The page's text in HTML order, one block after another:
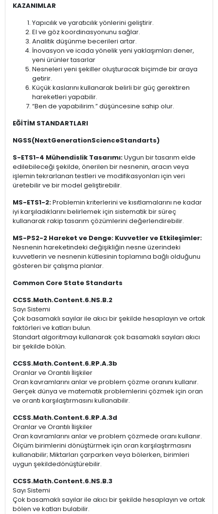
KAZANIMLAR
Yapıcılık ve yaratıcılık yönlerini geliştirir.
El ve göz koordinasyonunu sağlar.
Analitik düşünme becerileri artar.
İnovasyon ve icada yönelik yeni yaklaşımları dener,
yeni ürünler tasarlar
Nesneleri yeni şekiller oluşturacak biçimde bir araya
getirir.
Küçük kaslarını kullanarak belirli bir güç gerektiren
hareketleri yapabilir.
“Ben de yapabilirim.” düşüncesine sahip olur.
EĞİTİM STANDARTLARI
NGSS(NextGenerationScienceStandarts)
S-ETS1-4 Mühendislik Tasarımı:Uygun bir tasarım elde
edilebileceği şekilde, önerilen bir nesnenin, aracın veya
işlemin tekrarlanan testleri ve modifikasyonları için veri
üretebilir ve bir model geliştirebilir.
MS-ETS1-2:Problemin kriterlerini ve kısıtlamalarını ne kadar
iyi karşıladıklarını belirlemek için sistematik bir süreç
kullanarak rakip tasarım çözümlerini değerlendirebilir.
MS-PS2-2 Hareket ve Denge: Kuvvetler ve Etkileşimler:
Nesnenin hareketindeki değişikliğin nesne üzerindeki
kuvvetlerin ve nesnenin kütlesinin toplamına bağlı olduğunu
gösteren bir çalışma planlar.
Common Core State Standarts
CCSS.Math.Content.6.NS.B.2
Sayı Sistemi
Çok basamaklı sayılar ile akıcı bir şekilde hesaplayın ve ortak
faktörleri ve katları bulun.
Standart algoritmayı kullanarak çok basamaklı sayıları akıcı
bir şekilde bölün.
CCSS.Math.Content.6.RP.A.3b
Oranlar ve Orantılı İlişkiler
Oran kavramlarını anlar ve problem çözme oranını kullanır.
Gerçek dünya ve matematik problemlerini çözmek için oran
ve orantı karşılaştırmasını kullanabilir.
CCSS.Math.Content.6.RP.A.3d
Oranlar ve Orantılı İlişkiler
Oran kavramlarını anlar ve problem çözmede oranı kullanır.
Ölçüm birimlerini dönüştürmek için oran karşılaştırmasını
kullanabilir; Miktarları çarparken veya bölerken, birimleri
uygun şekildedönüştürebilir.
CCSS.Math.Content.6.NS.B.3
Sayı Sistemi
Çok basamaklı sayılar ile akıcı bir şekilde hesaplayın ve ortak
bölen ve katları bulabilir.